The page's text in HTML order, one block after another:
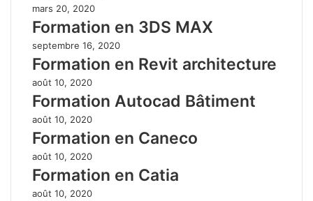
mars 20, 2020
Formation en 3DS MAX
septembre 16, 2020
Formation en Revit architecture
août 10, 2020
Formation Autocad Bâtiment
août 10, 2020
Formation en Caneco
août 10, 2020
Formation en Catia
août 10, 2020